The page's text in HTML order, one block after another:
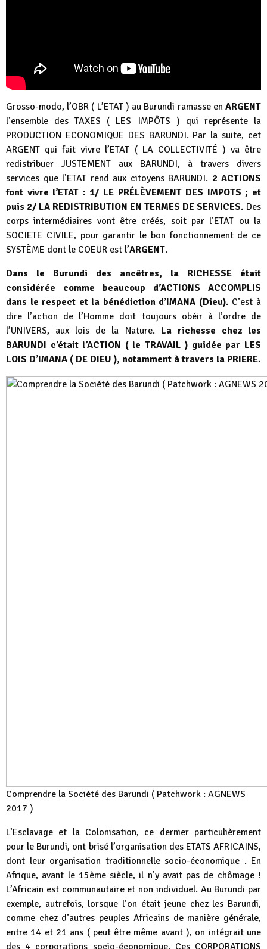
Grosso-modo, l’OBR ( L’ETAT ) au Burundi ramasse en ARGENT
l’ensemble des TAXES ( LES IMPÔTS ) qui représente la
PRODUCTION ECONOMIQUE DES BARUNDI. Par la suite, cet
ARGENT qui fait vivre l’ETAT ( LA COLLECTIVITÉ ) va être
redistribuer JUSTEMENT aux BARUNDI, à travers divers
services que l’ETAT rend aux citoyens BARUNDI. 2 ACTIONS
font vivre l’ETAT : 1/ LE PRÉLÈVEMENT DES IMPOTS ; et
puis 2/ LA REDISTRIBUTION EN TERMES DE SERVICES. Des
corps intermédiaires vont être créés, soit par l’ETAT ou la
SOCIETE CIVILE, pour garantir le bon fonctionnement de ce
SYSTÈME dont le COEUR est l’ARGENT.
Dans le Burundi des ancêtres, la RICHESSE était
considérée comme beaucoup d’ACTIONS ACCOMPLIS
dans le respect et la bénédiction d’IMANA (Dieu). C’est à
dire l’action de l’Homme doit toujours obéir à l’ordre de
l’UNIVERS, aux lois de la Nature. La richesse chez les
BARUNDI c’était l’ACTION ( le TRAVAIL ) guidée par LES
LOIS D’IMANA ( DE DIEU ), notamment à travers la PRIERE.
Comprendre la Société des Barundi ( Patchwork : AGNEWS
2017 )
L’Esclavage et la Colonisation, ce dernier particulièrement
pour le Burundi, ont brisé l’organisation des ETATS AFRICAINS,
dont leur organisation traditionnelle socio-économique . En
Afrique, avant le 15ème siècle, il n’y avait pas de chômage !
L’Africain est communautaire et non individuel. Au Burundi par
exemple, autrefois, lorsque l’on était jeune chez les Barundi,
comme chez d’autres peuples Africains de manière générale,
entre 14 et 21 ans ( peut être même avant ), on intégrait une